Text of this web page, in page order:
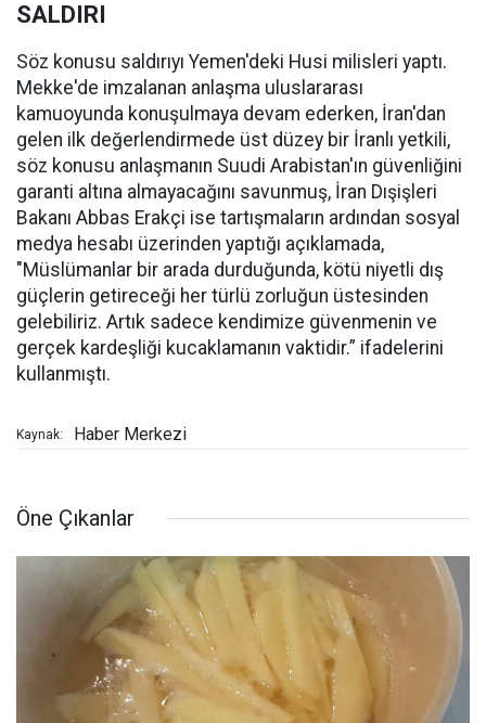
SALDIRI
Söz konusu saldırıyı Yemen'deki Husi milisleri yaptı.
Mekke'de imzalanan anlaşma uluslararası
kamuoyunda konuşulmaya devam ederken, İran'dan
gelen ilk değerlendirmede üst düzey bir İranlı yetkili,
söz konusu anlaşmanın Suudi Arabistan'ın güvenliğini
garanti altına almayacağını savunmuş, İran Dışişleri
Bakanı Abbas Erakçi ise tartışmaların ardından sosyal
medya hesabı üzerinden yaptığı açıklamada,
"Müslümanlar bir arada durduğunda, kötü niyetli dış
güçlerin getireceği her türlü zorluğun üstesinden
gelebiliriz. Artık sadece kendimize güvenmenin ve
gerçek kardeşliği kucaklamanın vaktidir.” ifadelerini
kullanmıştı.
Kaynak: Haber Merkezi
Öne Çıkanlar